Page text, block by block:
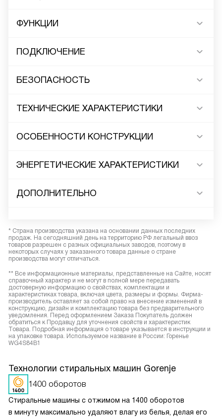
ФУНКЦИИ
ПОДКЛЮЧЕНИЕ
БЕЗОПАСНОСТЬ
ТЕХНИЧЕСКИЕ ХАРАКТЕРИСТИКИ
ОСОБЕННОСТИ КОНСТРУКЦИИ
ЭНЕРГЕТИЧЕСКИЕ ХАРАКТЕРИСТИКИ
ДОПОЛНИТЕЛЬНО
* Страна производства указана на основании данных последних
продаж. На сегодняшний день на территорию РФ легальный ввоз
товаров разрешен с разных официальных заводов, поэтому в
некоторых случаях у заказанного товара данные о стране
производства могут отличаться.
** Все информационные материалы, представленные на Сайте, носят
справочный характер и не могут в полной мере передавать
достоверную информацию о свойствах, комплектации и
характеристиках товара, включая цвета, размеры и формы. Фирма-
производитель оставляет за собой право на внесение изменений в
конструкцию, дизайн и комплектацию товара без предварительного
уведомления. Перед оформлением Заказа Покупатель должен
обратиться к Продавцу для уточнения свойств и характеристик
Товара. Подробная информация о товаре указывается в инструкции и
на упаковке товара. Используемое название в России: Горенье
WG4S84B1
Технологии стиральных машин Gorenje
1400 оборотов
Стиральные машины с отжимом на 1400 оборотов
в минуту максимально удаляют влагу из белья, делая его